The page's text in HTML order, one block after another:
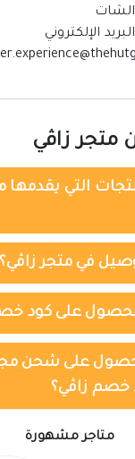
الإلكتروني
متجر زاڤي
التي يقدمها
في متجر زاڤي؟
على كود
على شحن
خصم زاڤي؟
متاجر مشهورة